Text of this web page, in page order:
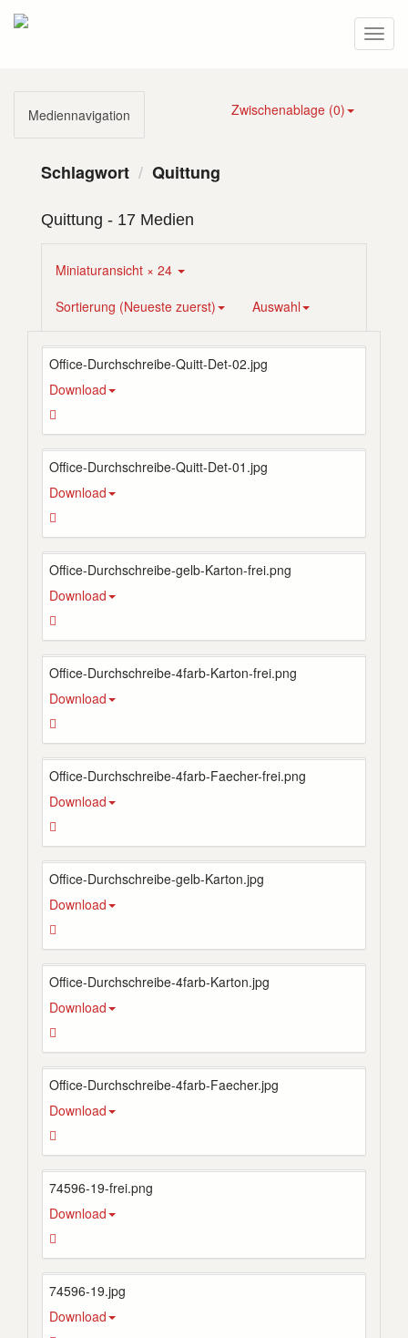
Mediennavigation Zwischenablage (0)
Schlagwort Quittung
Quittung - 17 Medien
Miniaturansicht × 24
Sortierung (Neueste zuerst)
Auswahl
Office-Durchschreibe-Quitt-Det-02.jpg
Download
Office-Durchschreibe-Quitt-Det-01.jpg
Download
Office-Durchschreibe-gelb-Karton-frei.png
Download
Office-Durchschreibe-4farb-Karton-frei.png
Download
Office-Durchschreibe-4farb-Faecher-frei.png
Download
Office-Durchschreibe-gelb-Karton.jpg
Download
Office-Durchschreibe-4farb-Karton.jpg
Download
Office-Durchschreibe-4farb-Faecher.jpg
Download
74596-19-frei.png
Download
74596-19.jpg
Download